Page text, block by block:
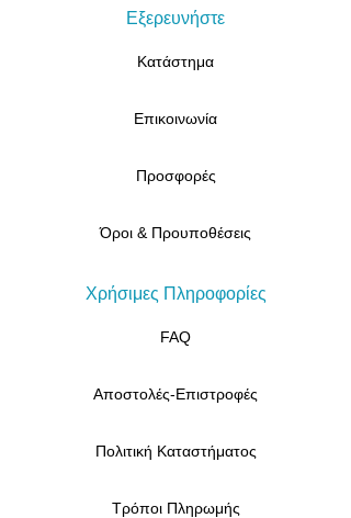
Εξερευνήστε
Κατάστημα
Επικοινωνία
Προσφορές
Όροι & Προυποθέσεις
Χρήσιμες Πληροφορίες
FAQ
Αποστολές-Επιστροφές
Πολιτική Καταστήματος
Τρόποι Πληρωμής